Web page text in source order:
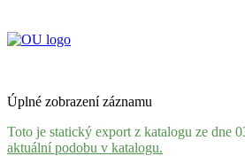
Úplné zobrazení záznamu
Toto je statický export z katalogu ze dne
aktuální podobu v katalogu.